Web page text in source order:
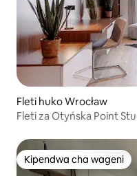
Fleti huko Wrocław
Fleti za Otyńska Point
Kipendwa cha wageni
Kipendwa cha wageni